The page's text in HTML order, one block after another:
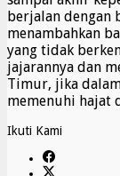
berjalan dengan
menambahkan
yang tidak
jajarannya dan
Timur, jika
memenuhi hajat
Ikuti Kami